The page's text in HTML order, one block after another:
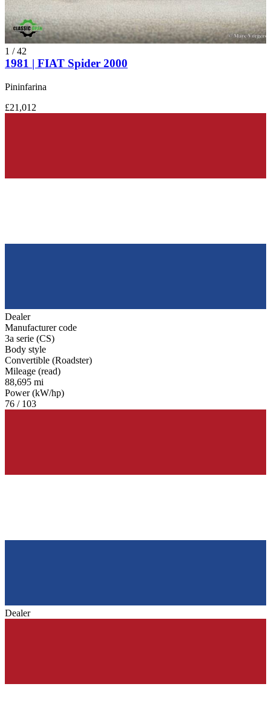
1 /42
1981 | FIAT Spider 2000
Pininfarina
£21,012
Dealer
Manufacturer code
3a serie (CS)
Body style
Convertible (Roadster)
Mileage (read)
88,695 mi
Power (kW/hp)
76 / 103
Dealer